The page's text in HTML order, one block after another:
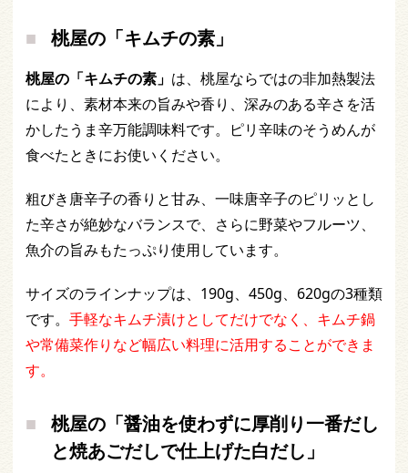
桃屋の「キムチの素」
桃屋の「キムチの素」 は、桃屋ならではの非加熱製法
により、素材本来の旨みや香り、深みのある辛さを活
かしたうま辛万能調味料です。ピリ辛味のそうめんが
食べたときにお使いください。
粗びき唐辛子の香りと甘み、一味唐辛子のピリッとし
た辛さが絶妙なバランスで、さらに野菜やフルーツ、
魚介の旨みもたっぷり使用しています。
サイズのラインナップは、190g、450g、620gの3種類
です。 手軽なキムチ漬けとしてだけでなく、キムチ鍋
や常備菜作りなど幅広い料理に活用することができま
す。
桃屋の「醤油を使わずに厚削り一番だし
と焼あごだしで仕上げた白だし」